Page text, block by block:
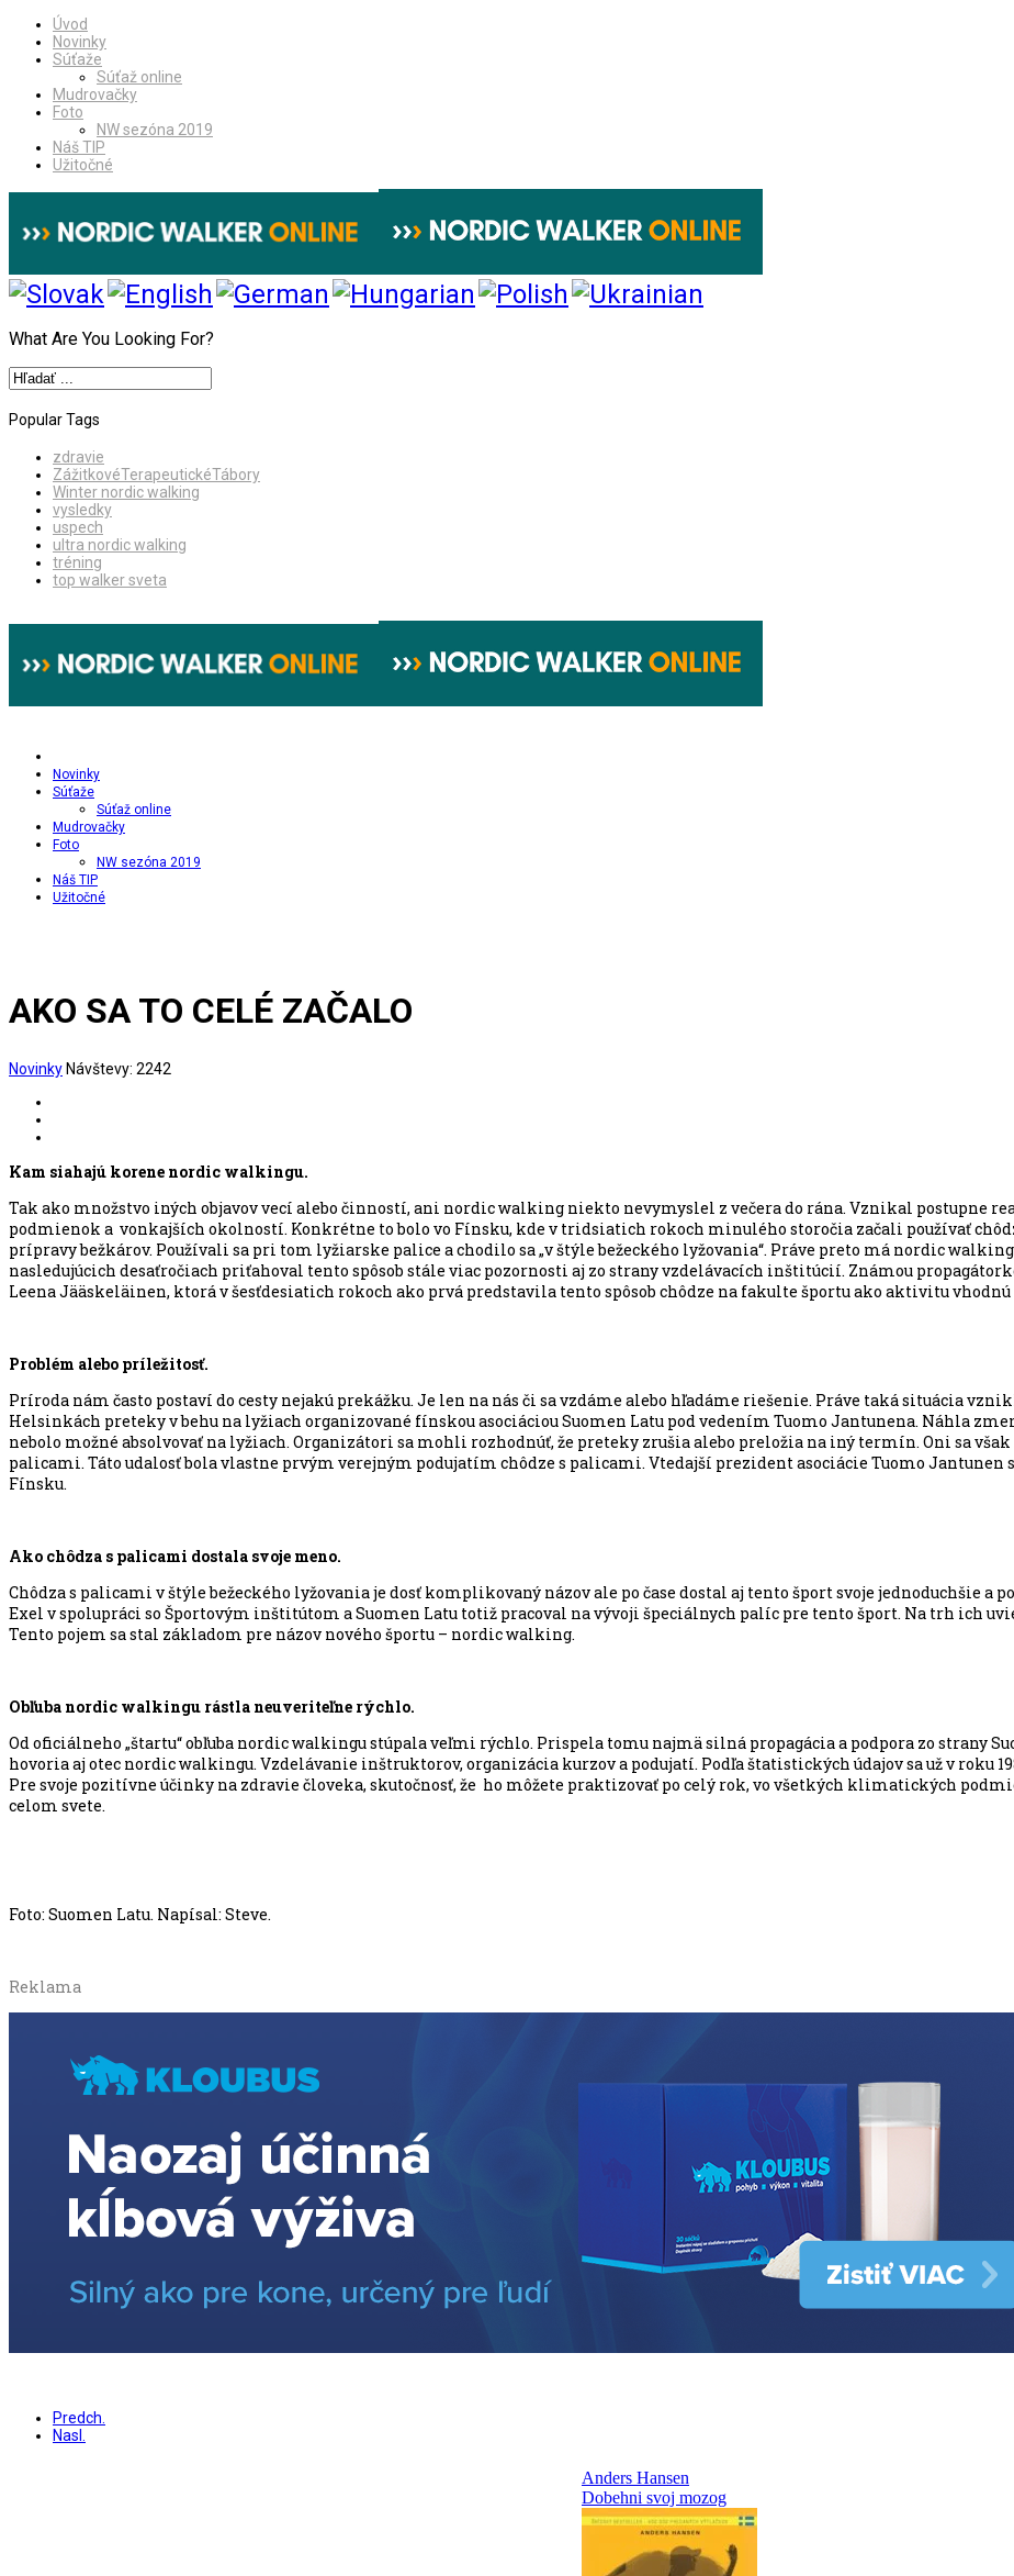
Úvod
Novinky
Súťaže
Súťaž online
Mudrovačky
Foto
NW sezóna 2019
Náš TIP
Užitočné
What Are You Looking For?
Popular Tags
zdravie
ZážitkovéTerapeutickéTábory
Winter nordic walking
vysledky
uspech
ultra nordic walking
tréning
top walker sveta
Novinky
Súťaže
Súťaž online
Mudrovačky
Foto
NW sezóna 2019
Náš TIP
Užitočné
AKO SA TO CELÉ ZAČALO
Novinky Návštevy: 2242
Kam siahajú korene nordic walkingu.
Tak ako množstvo iných objavov vecí alebo činností, ani nordic walking niekto nevymyslel z večera do rána. Vznikal postupne
podmienok a vonkajších okolností. Konkrétne to bolo vo Fínsku, kde v tridsiatich rokoch minulého storočia začali používať
prípravy bežkárov. Používali sa pri tom lyžiarske palice a chodilo sa „v štýle bežeckého lyžovania“. Práve preto má nordic
nasledujúcich desaťročiach priťahoval tento spôsob stále viac pozornosti aj zo strany vzdelávacích inštitúcií. Známou
Leena Jääskeläinen, ktorá v šesťdesiatich rokoch ako prvá predstavila tento spôsob chôdze na fakulte športu ako aktivitu
Problém alebo príležitosť.
Príroda nám často postaví do cesty nejakú prekážku. Je len na nás či sa vzdáme alebo hľadáme riešenie. Práve taká situácia
Helsinkách preteky v behu na lyžiach organizované fínskou asociáciou Suomen Latu pod vedením Tuomo Jantunena. Náhla
nebolo možné absolvovať na lyžiach. Organizátori sa mohli rozhodnúť, že preteky zrušia alebo preložia na iný termín. Oni sa
palicami. Táto udalosť bola vlastne prvým verejným podujatím chôdze s palicami. Vtedajší prezident asociácie Tuomo Jantunen
Fínsku.
Ako chôdza s palicami dostala svoje meno.
Chôdza s palicami v štýle bežeckého lyžovania je dosť komplikovaný názov ale po čase dostal aj tento šport svoje jednoduchšie a
Exel v spolupráci so Športovým inštitútom a Suomen Latu totiž pracoval na vývoji špeciálnych palíc pre tento šport. Na trh ich
Tento pojem sa stal základom pre názov nového športu – nordic walking.
Obľuba nordic walkingu rástla neuveriteľne rýchlo.
Od oficiálneho „štartu“ obľuba nordic walkingu stúpala veľmi rýchlo. Prispela tomu najmä silná propagácia a podpora zo strany
hovoria aj otec nordic walkingu. Vzdelávanie inštruktorov, organizácia kurzov a podujatí. Podľa štatistických údajov sa už v roku
Pre svoje pozitívne účinky na zdravie človeka, skutočnosť, že ho môžete praktizovať po celý rok, vo všetkých klimatických
celom svete.
Foto: Suomen Latu. Napísal: Steve.
Reklama
Predch.
Nasl.